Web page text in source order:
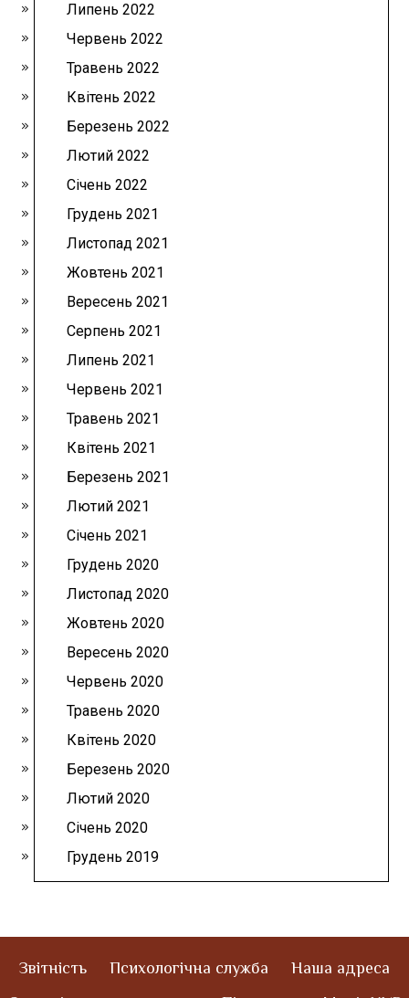
Липень 2022
Червень 2022
Травень 2022
Квітень 2022
Березень 2022
Лютий 2022
Січень 2022
Грудень 2021
Листопад 2021
Жовтень 2021
Вересень 2021
Серпень 2021
Липень 2021
Червень 2021
Травень 2021
Квітень 2021
Березень 2021
Лютий 2021
Січень 2021
Грудень 2020
Листопад 2020
Жовтень 2020
Вересень 2020
Червень 2020
Травень 2020
Квітень 2020
Березень 2020
Лютий 2020
Січень 2020
Грудень 2019
Звітність Психологічна служба
Наша адреса